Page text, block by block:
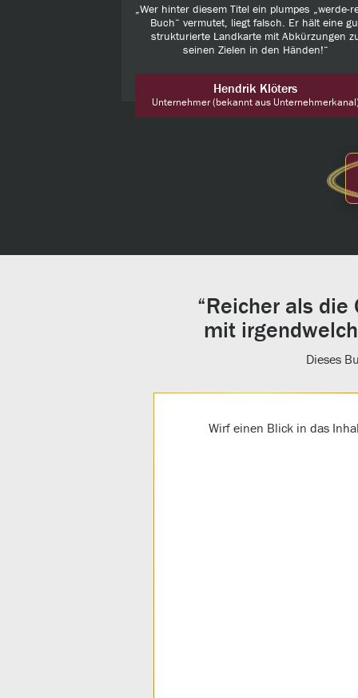
„Wer hinter diesem Titel ein plumpes „werde-
Buch“ vermutet, liegt falsch. Er hält eine
strukturierte Landkarte mit Abkürzungen
seinen Zielen in den Händen!“
Hendrik Klöters
Unternehmer (bekannt aus
“Reicher als die
mit
Dieses
Wirf einen Blick in das